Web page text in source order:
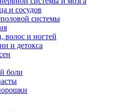
и сосудов
системы
волос и ногтей
и детокса
боли